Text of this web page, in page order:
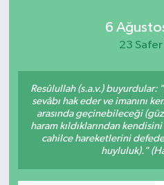
6
23
Resûlullah (s.a.v.) buyurdular:
sevâbı hak eder ve imanını
arasında geçinebileceği
haram kıldıklarından
cahilce hareketlerini
huyluluk)."